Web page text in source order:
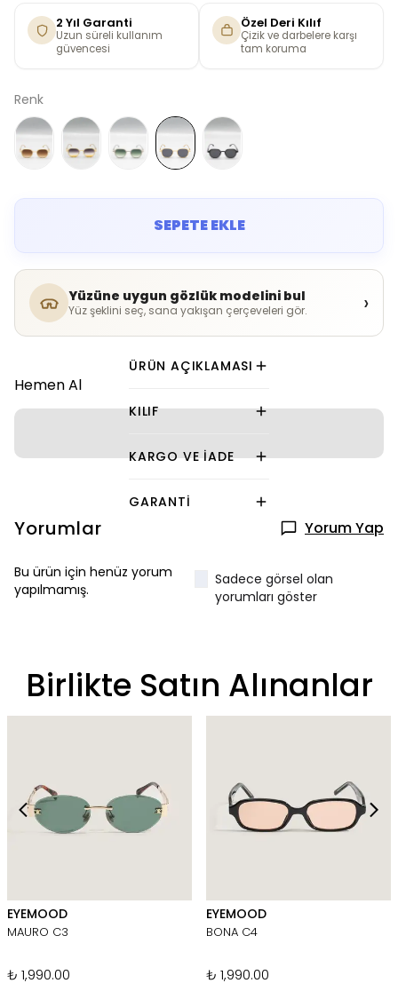
2 Yıl Garanti
Uzun süreli kullanım
güvencesi
Özel Deri Kılıf
Çizik ve darbelere karşı
tam koruma
Renk
SEPETE EKLE
Yüzüne uygun gözlük modelini bul
Yüz şeklini seç, sana yakışan çerçeveleri gör. ›
Hemen Al
ÜRÜN AÇIKLAMASI
KILIF
KARGO VE İADE
GARANTI
Yorumlar Yorum Yap
Bu ürün için henüz yorum
yapılmamış.
Sadece görsel olan
yorumları göster
Birlikte Satın Alınanlar
EYEMOOD
MAURO C3
₺ 1,990.00
EYEMOOD
BONA C4
₺ 1,990.00